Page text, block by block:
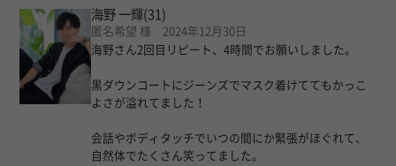
海野 一輝(31)
匿名希望 様 2024年12月30日
海野さん2回目リピート、4時間でお願いしました。
黒ダウンコートにジーンズでマスク着けててもかっこ
よさが溢れてました！
会話やボディタッチでいつの間にか緊張がほぐれて、
自然体でたくさん笑ってました。